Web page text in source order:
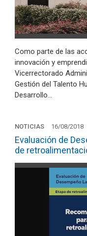
Como parte de las
innovación y
Vicerrectorado
Gestión del Talento
Desarrollo…
NOTICIAS 16/08/2018
Evaluación de
de